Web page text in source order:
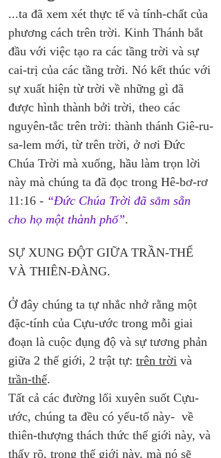
...ta đã xem xét thực tế và tính-chất của
phương cách trên trời. Kinh Thánh bắt
đầu với việc tạo ra các tầng trời và sự
cai-trị của các tầng trời. Nó kết thúc với
sự xuất hiện từ trời về những gì đã
được hình thành bởi trời, theo các
nguyên-tắc trên trời: thành thánh Giê-ru-
sa-lem mới, từ trên trời, ở nơi Đức
Chúa Trời mà xuống, hầu làm trọn lời
này mà chúng ta đã đọc trong Hê-bơ-rơ
11:16 - “Đức Chúa Trời đã sắm sẵn
cho họ một thành phố”.
SỰ XUNG ĐỘT GIỮA TRẦN-THẾ
VÀ THIÊN-ĐÀNG.
Ở đây chúng ta tự nhắc nhở rằng một
đặc-tính của Cựu-ước trong mỗi giai
đoạn là cuộc đụng độ và sự tương phản
giữa 2 thế giới, 2 trật tự: trên trời và
trần-thế.
Tất cả các đường lối xuyên suốt Cựu-
ước, chúng ta đều có yếu-tố này-  về
thiên-thượng thách thức thế giới này, và
thấy rõ, trong thế giới này, mà nó sẽ